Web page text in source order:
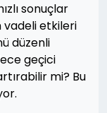
sonuçlar
vadeli etkileri
düzenli
geçici
mi? Bu